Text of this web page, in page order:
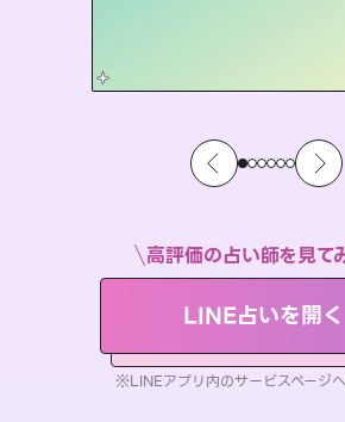
高評価の占い師を見て
LINE占いを開く
※LINEアプリ内のサービスページ